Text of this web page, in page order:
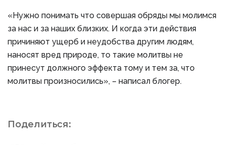
«Нужно понимать что совершая обряды мы молимся
за нас и за наших близких. И когда эти действия
причиняют ущерб и неудобства другим людям,
наносят вред природе, то такие молитвы не
принесут должного эффекта тому и тем за, что
молитвы произносились», – написал блогер.
Поделиться: